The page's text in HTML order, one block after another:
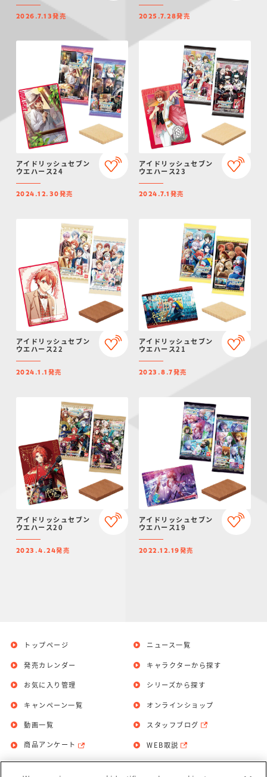
2026.7.13発売 2025.7.28発売
アイドリッシュセブン
ウエハース24
2024.12.30発売
アイドリッシュセブン
ウエハース23
2024.7.1 発売
アイドリッシュセブン
ウエハース22
2024.1.1 発売
アイドリッシュセブン
ウエハース21
2023.8.7発売
アイドリッシュセブン
ウエハース20
2023.4.24発売
アイドリッシュセブン
ウエハース19
2022.12.19発売
トップページ
発売カレンダー
お気に入り管理
ニュース一覧
キャラクターから探す
シリーズから探す
キャンペーン一覧
動画一覧
商品アンケート
オンラインショップ
スタッフブログ
WEB取説